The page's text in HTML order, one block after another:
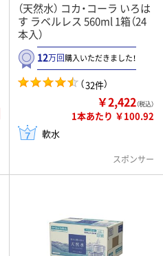
（天然水） コカ・コーラ いろは
す ラベルレス 560ml 1箱（24
本入）
12万回購入いただきました！
（32件）
￥2,422（税込）
1本あたり ￥100.92
軟水
スポンサー